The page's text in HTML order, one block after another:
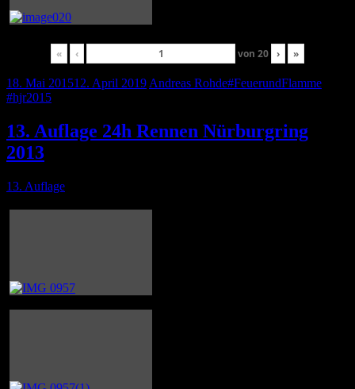
« ‹ von 20 › »
18. Mai 201512. April 2019 Andreas Rohde#FeuerundFlamme
#hjr2015
13. Auflage 24h Rennen Nürburgring
2013
13. Auflage